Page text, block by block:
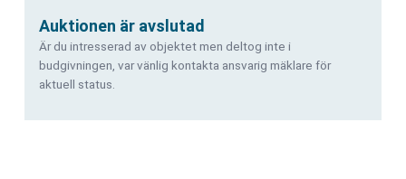
Auktionen är avslutad
Är du intresserad av objektet men deltog inte i
budgivningen, var vänlig kontakta ansvarig mäklare för
aktuell status.